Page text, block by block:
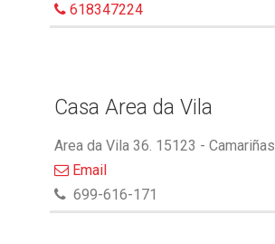
618347224
Casa Area da Vila
Area da Vila 36. 15123 - Camariñas
Email
699-616-171